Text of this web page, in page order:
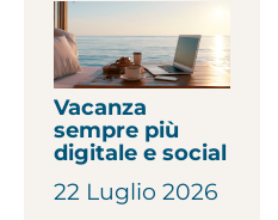
Vacanza
sempre più
digitale e social
22 Luglio 2026